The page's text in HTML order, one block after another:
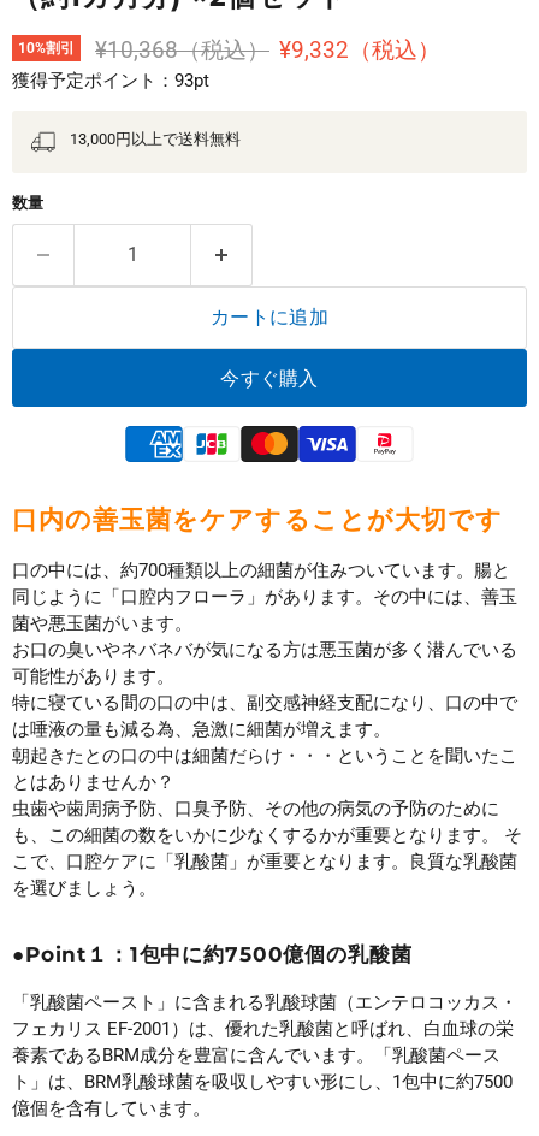
10%割引 元の価格
¥10,368（税込） 現在の価格
¥9,332（税込）
獲得予定ポイント：93pt
13,000円以上で送料無料
数量
カートに追加
今すぐ購入
口内の善玉菌をケアすることが大切です
口の中には、約700種類以上の細菌が住みついています。腸と
同じように「口腔内フローラ」があります。その中には、善玉
菌や悪玉菌がいます。
お口の臭いやネバネバが気になる方は悪玉菌が多く潜んでいる
可能性があります。
特に寝ている間の口の中は、副交感神経支配になり、口の中で
は唾液の量も減る為、急激に細菌が増えます。
朝起きたとの口の中は細菌だらけ・・・ということを聞いたこ
とはありませんか？
虫歯や歯周病予防、口臭予防、その他の病気の予防のために
も、この細菌の数をいかに少なくするかが重要となります。 そ
こで、口腔ケアに「乳酸菌」が重要となります。良質な乳酸菌
を選びましょう。
●Point１：1包中に約7500億個の乳酸菌
「乳酸菌ペースト」に含まれる乳酸球菌（エンテロコッカス・
フェカリス EF-2001）は、優れた乳酸菌と呼ばれ、白血球の栄
養素であるBRM成分を豊富に含んでいます。「乳酸菌ペース
ト」は、BRM乳酸球菌を吸収しやすい形にし、1包中に約7500
億個を含有しています。